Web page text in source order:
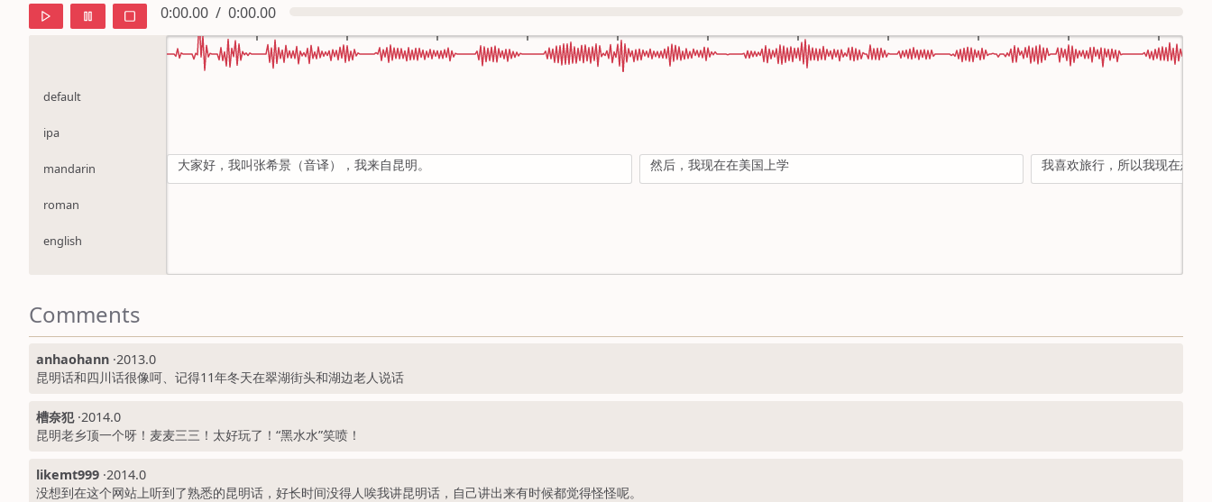
0:00.00 / 0:00.00
default
ipa
mandarin
roman
english
大家好，我叫张希景（音译），我来自昆明。 然后，我现在在美国上学 我喜欢旅行，所以我现在想讲
Comments
anhaohann ·2013.0
昆明话和四川话很像呵、记得11年冬天在翠湖街头和湖边老人说话
槽奈犯·2014.0
昆明老乡顶一个呀！麦麦三三！太好玩了！“黑水水”笑喷！
likemt999 ·2014.0
没想到在这个网站上听到了熟悉的昆明话，好长时间没得人唉我讲昆明话，自己讲出来有时候都觉得怪怪呢。